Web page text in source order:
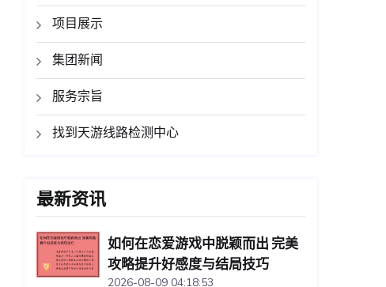
项目展示
集团新闻
服务宗旨
找到天游线路检测中心
最新资讯
如何在恋爱游戏中脱颖而出 完美
攻略提升好感度与结局技巧
2026-08-09 04:18:53